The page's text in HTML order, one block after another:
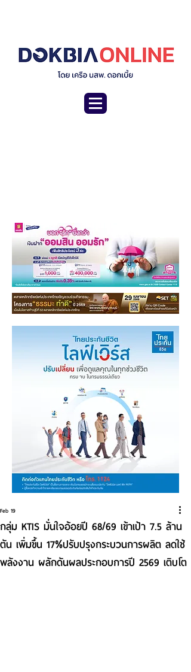
กลุ่ม KTIS มั่นใจอ้อยปี 68/69 เข้าเป้า 7.5 ล้าน
ตัน เพิ่มขึ้น 17%ปรับปรุงกระบวนการผลิต ลดใช้
พลังงาน ผลักดันผลประกอบการปี 2569 เติบโต
Feb 19